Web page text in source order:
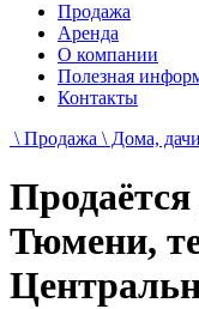
Продажа
Аренда
О компании
Полезная
Контакты
\ Продажа \ Дома,
Продаётся
Тюмени,